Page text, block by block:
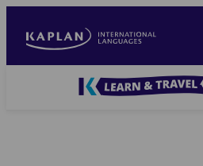
main
Blog